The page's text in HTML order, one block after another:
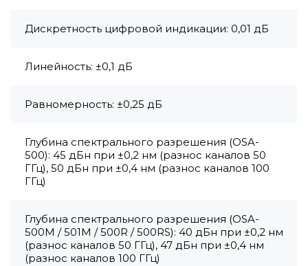
Дискретность цифровой индикации: 0,01 дБ
Линейность: ±0,1 дБ
Равномерность: ±0,25 дБ
Глубина спектрального разрешения (OSA-
500): 45 дБн при ±0,2 нм (разнос каналов 50
ГГц), 50 дБн при ±0,4 нм (разнос каналов 100
ГГц)
Глубина спектрального разрешения (OSA-
500M / 501M / 500R / 500RS): 40 дБн при ±0,2 нм
(разнос каналов 50 ГГц), 47 дБн при ±0,4 нм
(разнос каналов 100 ГГц)